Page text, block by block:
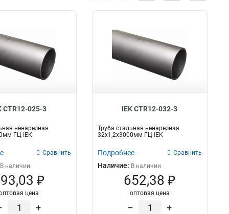
CTR12-025-3
ненарезная
ГЦ IEK
Сравнить
В наличии
₽
цена
+
IEK CTR12-032-3
Труба стальная ненарезная
32х1,2x3000мм ГЦ IEK
Подробнее Сравнить
Наличие: В наличии
652,38 ₽
оптовая цена
– +